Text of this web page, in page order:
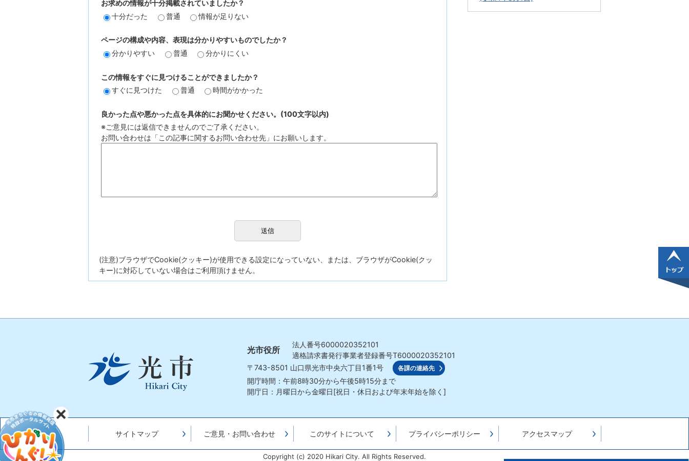
お求めの情報が十分掲載されていましたか？
十分だった
普通 情報が足りない
ページの構成や内容、表現は分かりやすいものでしたか？
分かりやすい
普通 分かりにくい
この情報をすぐに見つけることができましたか？
すぐに見つけた
普通 時間がかかった
良かった点や悪かった点を具体的にお聞かせください。(100文字以内)
※ご意見には返信できませんのでご了承ください。
お問い合わせは「この記事に関するお問い合わせ先」にお願いします。
(注意)ブラウザでCookie(クッキー)が使用できる設定になっていない、または、ブラウザがCookie(クッ
キー)に対応していない場合はご利用頂けません。
Hikari
光市役所
法人番号6000020352101
適格請求書発行事業者登録番号T6000020352101
〒743-8501 山口県光市中央六丁目1番1号 各課の連絡先
開庁時間：午前8時30分から午後5時15分まで
開庁日：月曜日から金曜日[祝日・休日および年末年始を除く]
サイトマップ ご意見・お問い合わせ このサイトについて プライバシーポリシー アクセスマップ
Copyright (c) 2020 Hikari City. All Rights Reserved.